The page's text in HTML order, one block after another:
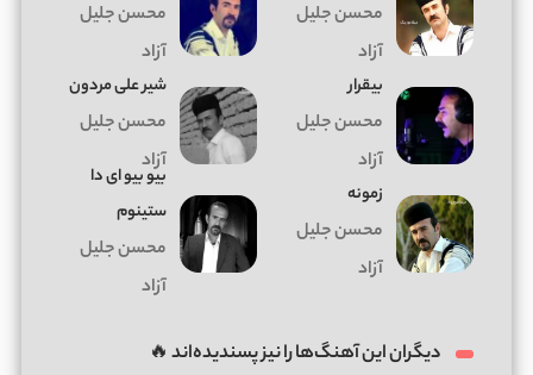
محسن جلیل
آزاد
محسن جلیل
آزاد
بیقرار
محسن جلیل
آزاد
شیر علی مردون
محسن جلیل
آزاد
زمونه
محسن جلیل
آزاد
بیو بیو ای دا
ستینوم
محسن جلیل
آزاد
دیگران این آهنگ‌ها را نیز پسندیده‌اند 🔥